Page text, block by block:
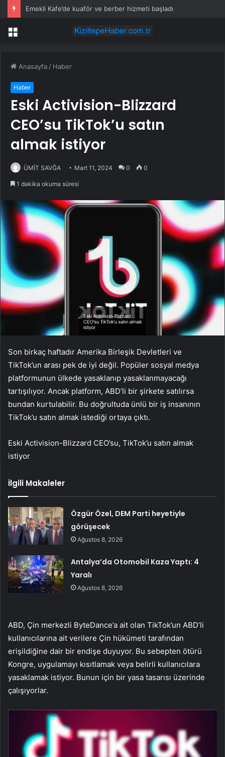
Emekli Kafe’de kuaför ve berber hizmeti başladı
Menü
Anasayfa / Haber
Haber
Eski Activision-Blizzard
CEO’su TikTok’u satın
almak istiyor
ÜMİT SAVĞA Mart 11, 2024 0 0
1 dakika okuma süresi
Son birkaç haftadır Amerika Birleşik Devletleri ve
TikTok’un arası pek de iyi değil. Popüler sosyal medya
platformunun ülkede yasaklanıp yasaklanmayacağı
tartışılıyor. Ancak platform, ABD’li bir şirkete satılırsa
bundan kurtulabilir. Bu doğrultuda ünlü bir iş insanının
TikTok’u satın almak istediği ortaya çıktı.
Eski Activision-Blizzard CEO’su, TikTok’u satın almak
istiyor
İlgili Makaleler
Özgür Özel, DEM Parti heyetiyle
görüşecek
Ağustos 8, 2026
Antalya’da Otomobil Kaza Yaptı: 4
Yaralı
Ağustos 8, 2026
ABD, Çin merkezli ByteDance’a ait olan TikTok’un ABD’li
kullanıcılarına ait verilere Çin hükümeti tarafından
erişildiğine dair bir endişe duyuyor. Bu sebepten ötürü
Kongre, uygulamayı kısıtlamak veya belirli kullanıcılara
yasaklamak istiyor. Bunun için bir yasa tasarısı üzerinde
çalışıyorlar.